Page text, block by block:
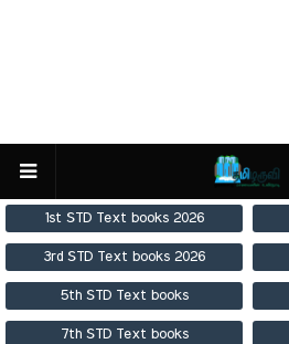
1st STD Text books 2026
3rd STD Text books 2026
5th STD Text books
7th STD Text books